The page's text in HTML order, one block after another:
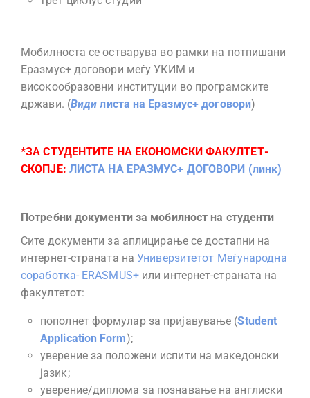
Мобилноста се остварува во рамки на потпишани
Еразмус+ договори меѓу УКИМ и
високообразовни институции во програмските
држави. (Видилиста на Еразмус+ договори)
*ЗА СТУДЕНТИТЕ НА ЕКОНОМСКИ ФАКУЛТЕТ-
СКОПЈЕ: ЛИСТА НА ЕРАЗМУС+ ДОГОВОРИ (линк)
Потребни документи за мобилност на студенти
Сите документи за аплицирање се достапни на
интернет-страната наУниверзитетот Меѓународна
соработка- ERASMUS+или интернет-страната на
факултетот:
пополнет формулар за пријавување (Student
Application Form);
уверение за положени испити на македонски
јазик;
уверение/диплома за познавање на англиски